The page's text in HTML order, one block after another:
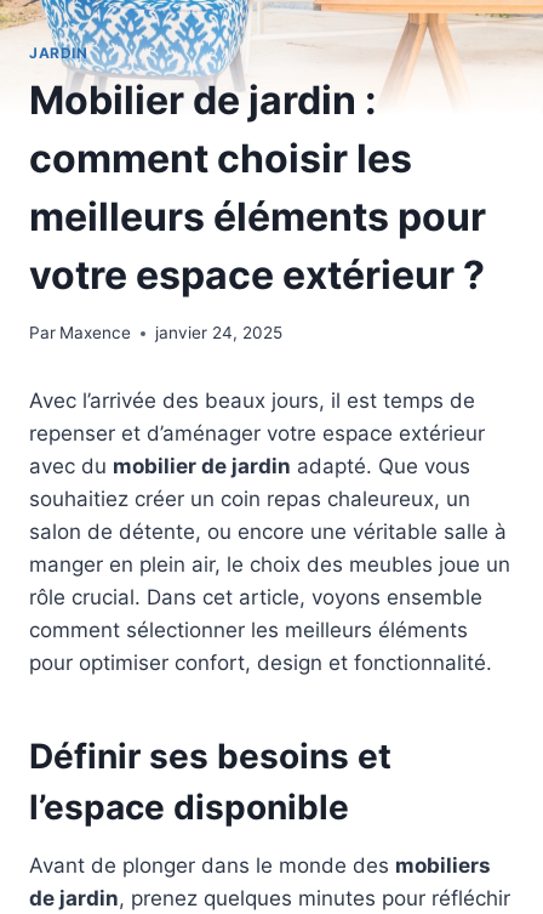
JARDIN
Mobilier de jardin :
comment choisir les
meilleurs éléments pour
votre espace extérieur ?
Par Maxence janvier 24, 2025
Avec l’arrivée des beaux jours, il est temps de
repenser et d’aménager votre espace extérieur
avec du mobilier de jardin adapté. Que vous
souhaitiez créer un coin repas chaleureux, un
salon de détente, ou encore une véritable salle à
manger en plein air, le choix des meubles joue un
rôle crucial. Dans cet article, voyons ensemble
comment sélectionner les meilleurs éléments
pour optimiser confort, design et fonctionnalité.
Définir ses besoins et
l’espace disponible
Avant de plonger dans le monde des mobiliers
de jardin, prenez quelques minutes pour réfléchir